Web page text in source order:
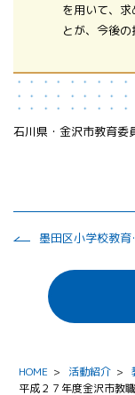
を用いて、
とが、今後の
石川県・金沢市教育委
墨田
HOME > 活動紹介 >
平成２７年度金沢市教